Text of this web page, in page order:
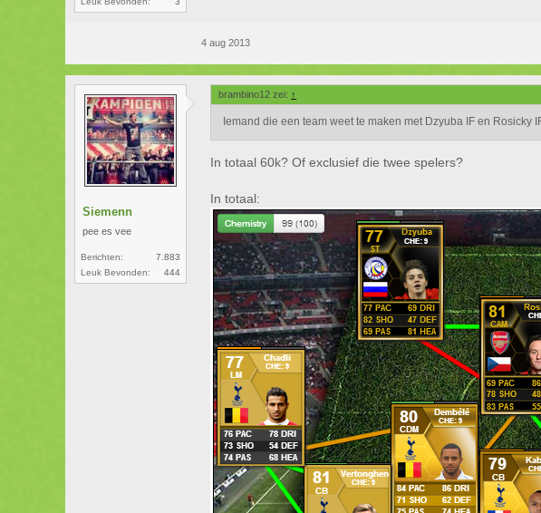
4 aug 2013
Siemenn
pee es vee
Berichten:
7.883
Leuk Bevonden:
444
brambino12 zei: ↑
Iemand die een team weet te maken met Dzyuba IF en Rosicky
In totaal 60k? Of exclusief die twee spelers?
In totaal: